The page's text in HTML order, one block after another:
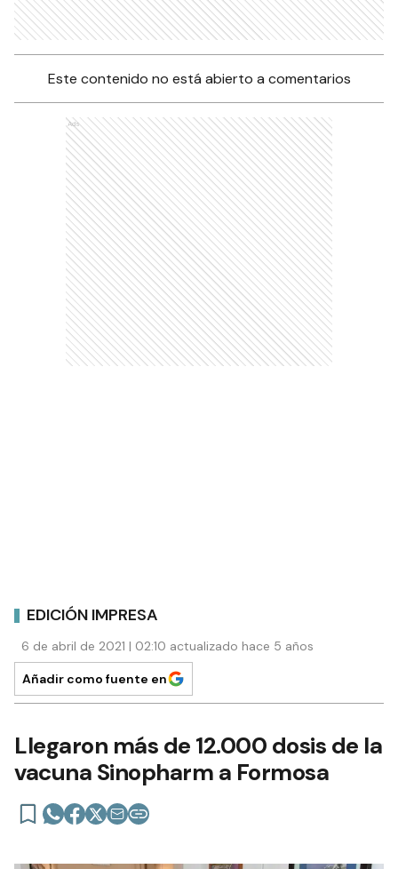
Este contenido no está abierto a comentarios
Ads
EDICIÓN IMPRESA
6 de abril de 2021 | 02:10 actualizado hace 5 años
Añadir como fuente en
Llegaron más de 12.000 dosis de la
vacuna Sinopharm a Formosa